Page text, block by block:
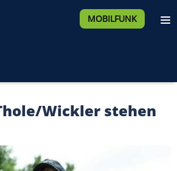
MOBILFUNK
Wickler stehen